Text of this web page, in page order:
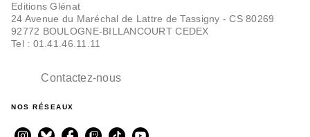
Editions Glénat
24 Avenue du Maréchal de Lattre de Tassigny - CS 80269
92772 BOULOGNE-BILLANCOURT CEDEX
Tel : 01.41.46.11.11
Contactez-nous
NOS RÉSEAUX